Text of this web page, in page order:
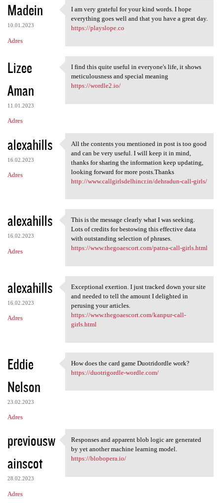
Madein
10.01.2023
Adres
I am very grateful for your
I am very grateful for your kind words. I hope
everything goes well and that you have a great day.
https://playslope.co
Lizee
Aman
11.01.2023
Adres
I find this quite useful in
I find this quite useful in everyone's life, it shows
meticulousness and special meaning
https://wordle2.io/
alexahills
16.02.2023
Adres
All the contents you
All the contents you mentioned in post is too good
and can be very useful. I will keep it in mind,
thanks for sharing the information keep updating,
looking forward for more posts.Thanks
http://www.callgirlsdelhincr.in/dehradun-call-girls/
alexahills
16.02.2023
Adres
This is the message clearly
This is the message clearly what I was seeking.
Lots of credits for bestowing this effective data
with outstanding selection of phrases.
https://www.thegoaescort.com/patna-call-girls.html
alexahills
16.02.2023
Adres
Exceptional exertion. I just
Exceptional exertion. I just tracked down your site
and needed to tell the amount I delighted in
perusing your articles.
https://www.thegoaescort.com/kanpur-call-
girls.html
Eddie
Nelson
23.02.2023
Adres
How does the card game
How does the card game Duotridordle work?
https://duotrigordle-wordle.com/
previousw
ainscot
28.02.2023
Adres
Responses and apparent blob
Responses and apparent blob logic are generated
by yet another machine learning model.
https://blobopera.io/